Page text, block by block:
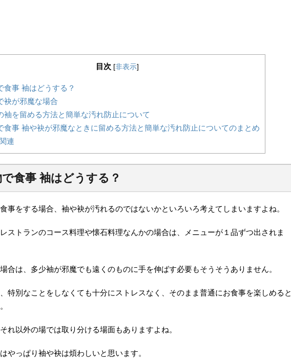
目次 [非表示]
食事 袖はどうする？
袂が邪魔な場合
袖を留める方法と簡単な汚れ防止について
食事 袖や袂が邪魔なときに留める方法と簡単な汚れ防止についてのまとめ
関連
食事 袖はどうする？
事をする場合、袖や袂が汚れるのではないかといろいろ考えてしまいますよね。
ストランのコース料理や懐石料理なんかの場合は、メニューが１品ずつ出されま
合は、多少袖が邪魔でも遠くのものに手を伸ばす必要もそうそうありません。
特別なことをしなくても十分にストレスなく、そのまま普通にお食事を楽しめると
れ以外の場では取り分ける場面もありますよね。
やっぱり袖や袂は煩わしいと思います。